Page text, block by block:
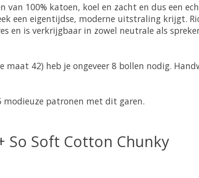
100% katoen, koel en zacht en dus een
een eigentijdse, moderne uitstraling krijgt.
en is verkrijgbaar in zowel neutrale als
42) heb je ongeveer 8 bollen nodig.
modieuze patronen met dit garen.
So Soft Cotton Chunky